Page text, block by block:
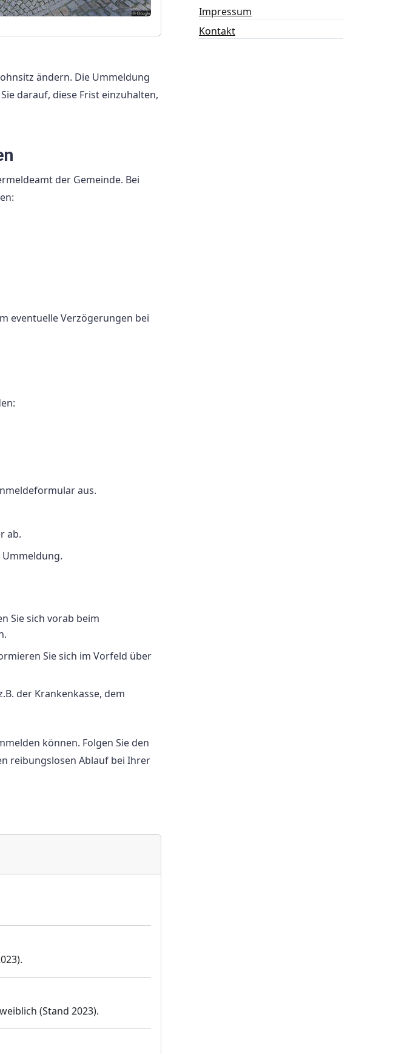
ändern. Die Ummeldung
darauf, diese Frist einzuhalten,
der Gemeinde. Bei
eventuelle Verzögerungen bei
aus.
ab.
Sie sich vorab beim
Sie sich im Vorfeld über
der Krankenkasse, dem
können. Folgen Sie den
reibungslosen Ablauf bei Ihrer
(Stand 2023).
Impressum
Kontakt